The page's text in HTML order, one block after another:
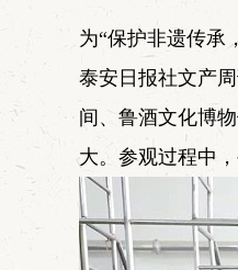
为“保护非遗传承
泰安日报社文产
间、鲁酒文化博
大。参观过程中